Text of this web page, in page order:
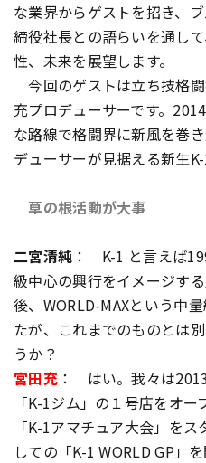
な業界からゲストを招き、
締役社長との語らいを通し
性、未来を展望します。
今回のゲストは立ち技格
充プロデューサーです。
な路線で格闘界に新風を巻
デューサーが見据える新生K-1
草の根活動が大事
二宮清純 ： K-1 と言えば
級中心の興行をイメージす
後、WORLD-MAXという中
たが、これまでのものとは
うか？
宮田充： はい。我々は
「K-1ジム」の１号店をオ
「K-1アマチュア大会」を
しての「K-1 WORLD GP」